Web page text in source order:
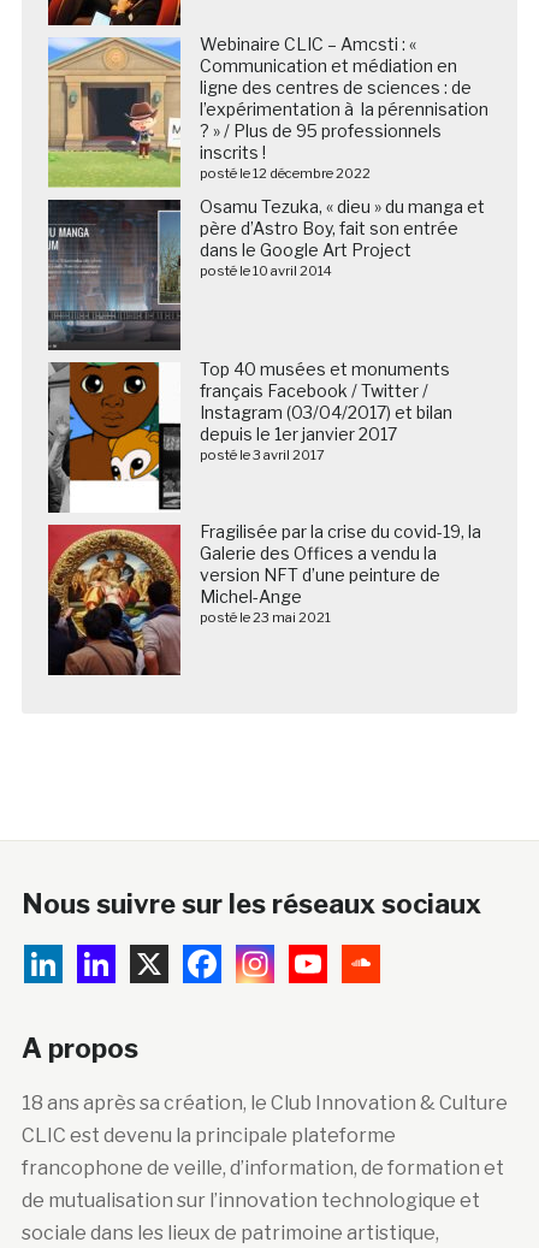
Webinaire CLIC – Amcsti : «
Communication et médiation en
ligne des centres de sciences : de
l’expérimentation à la pérennisation
? » / Plus de 95 professionnels
inscrits !
posté le 12 décembre 2022
Osamu Tezuka, « dieu » du manga et
père d’Astro Boy, fait son entrée
dans le Google Art Project
posté le 10 avril 2014
Top 40 musées et monuments
français Facebook / Twitter /
Instagram (03/04/2017) et bilan
depuis le 1er janvier 2017
posté le 3 avril 2017
Fragilisée par la crise du covid-19, la
Galerie des Offices a vendu la
version NFT d’une peinture de
Michel-Ange
posté le 23 mai 2021
Nous suivre sur les réseaux sociaux
A propos
18 ans après sa création, le Club Innovation & Culture
CLIC est devenu la principale plateforme
francophone de veille, d’information, de formation et
de mutualisation sur l’innovation technologique et
sociale dans les lieux de patrimoine artistique,